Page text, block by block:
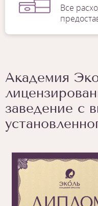
Все
Академия
заведение с